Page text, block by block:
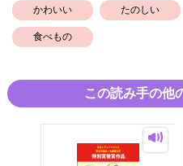
かわいい たのしい
食べもの
この読み手の他